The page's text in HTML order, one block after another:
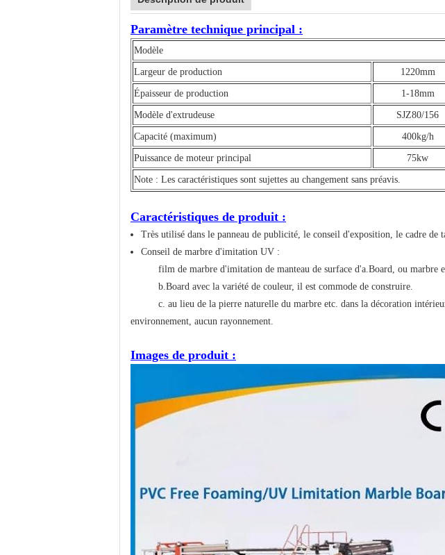
Paramètre technique principal :
Modèle
Largeur de production 1220mm
Épaisseur de production 1-18mm
Modèle d'extrudeuse SJZ80/156
Capacité (maximum) 400kg/h
Puissance de moteur principal 75kw
Note : Les caractéristiques sont sujettes au changement sans préavis.
Caractéristiques de produit :
Très utilisé dans le panneau de publicité, le conseil d'exposition, le cadre de
Conseil de marbre d'imitation UV :
film de marbre d'imitation de manteau de surface d'a.Board, ou
b.Board avec la variété de couleur, il est commode de construire.
c. au lieu de la pierre naturelle du marbre etc. dans la décoration
environnement, aucun rayonnement.
Images de produit :